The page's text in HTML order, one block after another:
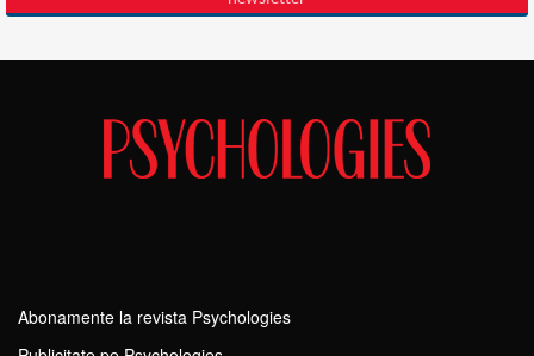
Abonamente la revista Psychologies